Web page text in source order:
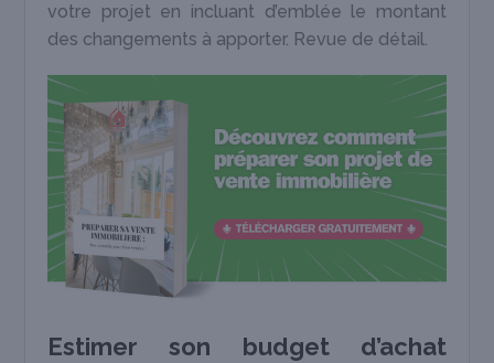
votre projet en incluant d’emblée le montant
des changements à apporter. Revue de détail.
Estimer son budget d’achat